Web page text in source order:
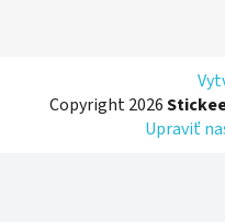
Copyright 2026
Upraviť